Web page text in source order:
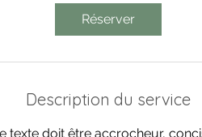
Réserver
Description du service
texte doit être accrocheur,